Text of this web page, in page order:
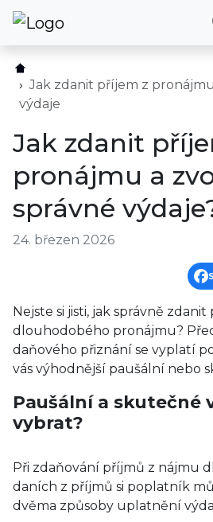
Služby
Země
O nás
Blog
Kontakt
Jak zdanit příjem z
výdaje
Jak zdanit
pronájmu a
správné
24. březen 2026
Nejste si jisti, jak správně zdanit
dlouhodobého pronájmu?
daňového přiznání se vyplatí
vás výhodnější paušální nebo
Paušální a skutečné
vybrat?
Při zdaňování příjmů z nájmu
daních z příjmů si poplatník
dvěma způsoby uplatnění